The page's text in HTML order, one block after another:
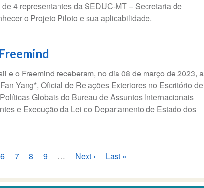
4 representantes da SEDUC-MT – Secretaria de
o Projeto Piloto e sua aplicabilidade.
e o Freemind receberam, no dia 08 de março de 2023, a
Yang*, Oficial de Relações Exteriores no Escritório de
Globais do Bureau de Assuntos Internacionais
e Execução da Lei do Departamento de Estado dos
Página
6 Página
7 Página
8 Página
9 …
Próxima
Next ›
Última
Last »